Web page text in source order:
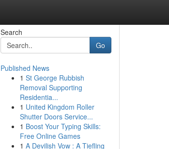
Search
Go
Published News
1 St George Rubbish
Removal Supporting
Residentia...
1 United Kingdom Roller
Shutter Doors Service...
1 Boost Your Typing Skills:
Free Online Games
1 A Devilish Vow : A Tiefling